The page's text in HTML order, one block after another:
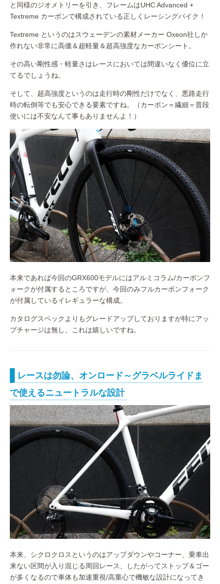
と同様のジオメトリーを引き、フレームはUHC Advanced +
Textreme カーボンで構成されている正しくレーシングバイク！
Textreme というのはスウェーデンの素材メーカー Oxeon社しか
作れない非常に高価＆超軽量＆超高強度なカーボンシート。
その高い剛性感・軽量さはレースにおいては間違いなく優位に立
てるでしょうね。
そして、超高強度というのは走行時の剛性だけでなく、悪路走行
時の転倒等でも安心できる要素ですね。（カーボン＝繊細＝普段
使いには不安なんて事もありませんよ！）
本来であれば今回のGRX600モデルにはアルミコラム/カーボンフ
ォークが付属するところですが、今回のみフルカーボンフォーク
が付属しているイレギュラーな構成。
カタログスペックよりもグレードアップしておりますが特にアッ
プチャージは無し、これは嬉しいですね。
レースは勿論、オンロード～グラベルライドま
で使えるニュートラルな設計
本来、シクロクロスというのはアップダウンやコーナー、乗車出
来ない区間が入り混じる周回レース、したがってストップ＆ゴー
が多くなるので車体も加速重視/高重心で機敏な設計になってき